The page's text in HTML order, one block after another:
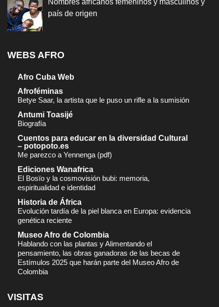
Nombres africanos femeninos y masculinos y
país de origen
WEBS AFRO
Afro Cuba Web
Afroféminas
Betye Saar, la artista que le puso un rifle a la sumisión
Antumi Toasijé
Biografía
Cuentos para educar en la diversidad Cultural
– potopoto.es
Me parezco a Yennenga (pdf)
Ediciones Wanafrica
El Bosïo y la cosmovisión bubi: memoria,
espiritualidad e identidad
Historia de África
Evolución tardía de la piel blanca en Europa: evidencia
genética reciente
Museo Afro de Colombia
Hablando con las plantas y Alimentando el
pensamiento, las obras ganadoras de las becas de
Estímulos 2025 que harán parte del Museo Afro de
Colombia
VISITAS